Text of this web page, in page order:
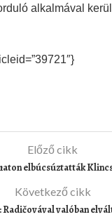
alkalmával
Előző cikk
elbúcsúztatták
Következő cikk
Radičovával valóban